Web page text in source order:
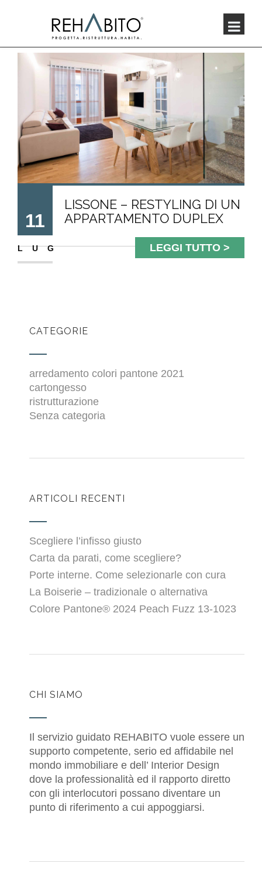
11
LUG
LISSONE – RESTYLING DI UN
APPARTAMENTO DUPLEX
LEGGI TUTTO >
CATEGORIE
arredamento colori pantone 2021
cartongesso
ristrutturazione
Senza categoria
ARTICOLI RECENTI
Scegliere l’infisso giusto
Carta da parati, come scegliere?
Porte interne. Come selezionarle con cura
La Boiserie – tradizionale o alternativa
Colore Pantone® 2024 Peach Fuzz 13-1023
CHI SIAMO
Il servizio guidato REHABITO vuole essere un
supporto competente, serio ed affidabile nel
mondo immobiliare e dell’ Interior Design
dove la professionalità ed il rapporto diretto
con gli interlocutori possano diventare un
punto di riferimento a cui appoggiarsi.